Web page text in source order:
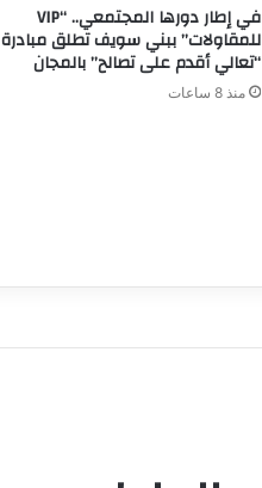
في إطار دورها المجتمعي.. “VIP
للمقاولات” ببني سويف تطلق مبادرة
“تعالي أقدم على تصالح” بالمجان
منذ 8 ساعات